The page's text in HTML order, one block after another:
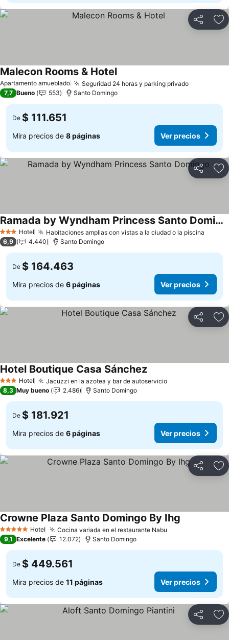
Compartir
Apartamento amueblado Seguridad 24 horas y parking privadoVer
Malecon Rooms & HotelVer precios
7,7 Bueno 553 Santo Domingo
De $ 111.651
Mira precios de 8 páginas Ver precios
Compartir
3 Estrellas
Hotel Habitaciones amplias con vistas a la ciudad o la piscina
Ramada by Wyndham Princess Santo Domingo
Ver precios
6,9 4.440 Santo Domingo
De $ 164.463
Mira precios de 6 páginas Ver precios
Compartir
3 Estrellas
Hotel Jacuzzi en la azotea y bar de autoservicioVer precios
Hotel Boutique Casa SánchezVer precios
8,3 Muy bueno 2.486 Santo Domingo
De $ 181.921
Mira precios de 6 páginas Ver precios
Compartir
5 Estrellas Hotel Cocina variada en el restaurante Nabu
Crowne Plaza Santo Domingo By Ihg
9,1 Excelente 12.072 Santo Domingo
De $ 449.561
Mira precios de 11 páginas Ver precios
Compartir